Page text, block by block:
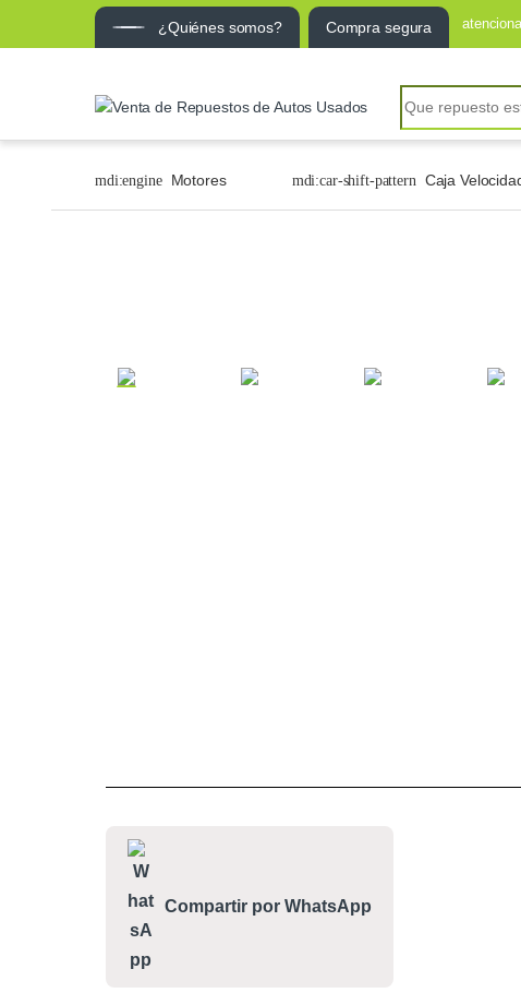
¿Quiénes somos? Compra segura
Motores Caja
Compartir por WhatsApp